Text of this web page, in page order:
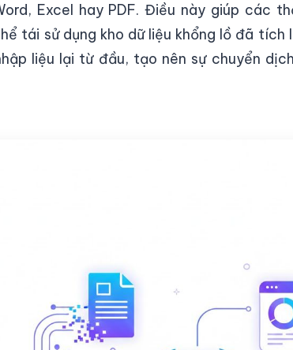
Excel hay PDF. Điều này giúp các
tái sử dụng kho dữ liệu khổng lồ đã tích
liệu lại từ đầu, tạo nên sự chuyển